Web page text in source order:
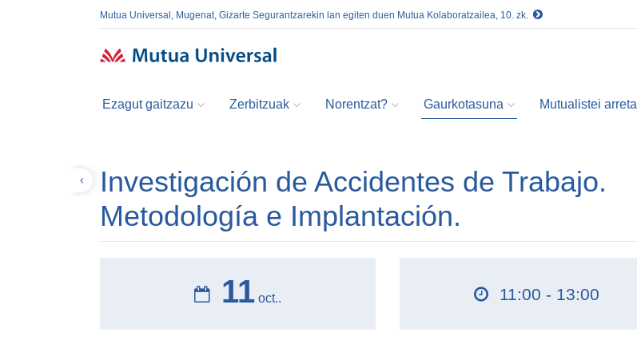
Mutua Universal, Mugenat, Gizarte Segurantzarekin lan egiten duen Mutua Kolaboratzailea, 10. zk.
Ezagut gaitzazu Zerbitzuak Norentzat? Gaurkotasuna Mutualistei arreta
Investigación de Accidentes de Trabajo.
Metodología e Implantación.
11 oct.. 11:00 - 13:00